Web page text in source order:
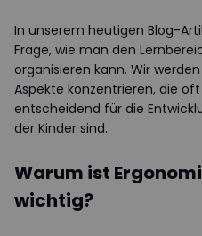
In unserem heutigen Blog-
Frage, wie man den
organisieren kann. Wir
Aspekte konzentrieren, die
entscheidend für die
der Kinder sind.
Warum ist
wichtig?